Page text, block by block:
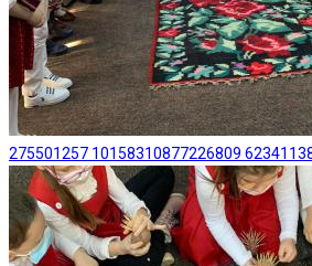
275501257 10158310877226809